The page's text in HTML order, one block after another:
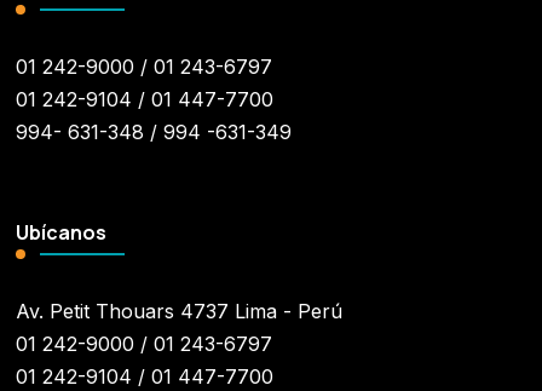
01 242-9000 / 01 243-6797
01 242-9104 / 01 447-7700
994- 631-348 / 994 -631-349
Ubícanos
Av. Petit Thouars 4737 Lima - Perú
01 242-9000 / 01 243-6797
01 242-9104 / 01 447-7700